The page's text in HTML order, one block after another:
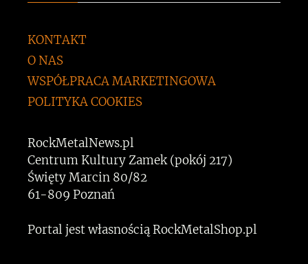
KONTAKT
O NAS
WSPÓŁPRACA MARKETINGOWA
POLITYKA COOKIES
RockMetalNews.pl
Centrum Kultury Zamek (pokój 217)
Święty Marcin 80/82
61-809 Poznań
Portal jest własnością RockMetalShop.pl